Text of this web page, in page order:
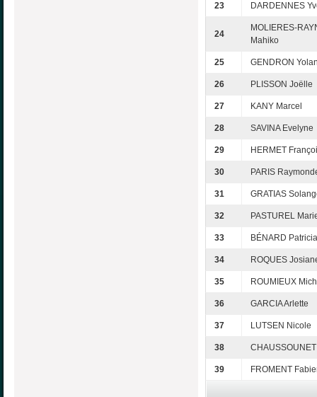
23 DARDENNES
24
MOLIERES-
Mahiko
25 GENDRON
26 PLISSON Joëlle
27 KANY Marcel
28 SAVINA Evelyne
29 HERMET
30 PARIS
31 GRATIAS
32 PASTUREL
33 BÉNARD Patricia
34 ROQUES
35 ROUMIEUX
36 GARCIA Arlette
37 LUTSEN Nicole
38
39 FROMENT